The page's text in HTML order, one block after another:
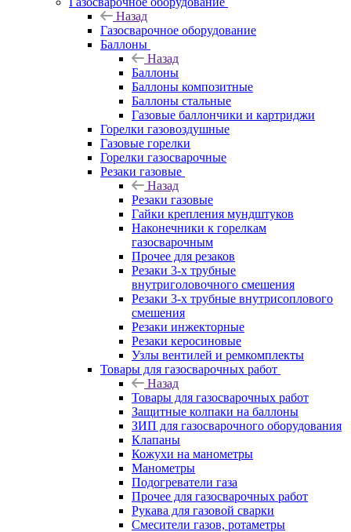
Назад
Газосварочное оборудование
Баллоны
Назад
Баллоны
Баллоны композитные
Баллоны стальные
Газовые баллончики и картриджи
Горелки газовоздушные
Газовые горелки
Горелки газосварочные
Резаки газовые
Назад
Резаки газовые
Гайки крепления мундштуков
Наконечники к горелкам
газосварочным
Прочее для резаков
Резаки 3-х трубные
внутриголовочного смешения
Резаки 3-х трубные внутрисоплового
смешения
Резаки инжекторные
Резаки керосиновые
Узлы вентилей и ремкомплекты
Товары для газосварочных работ
Назад
Товары для газосварочных работ
Защитные колпаки на баллоны
ЗИП для газосварочного оборудования
Клапаны
Кожухи на манометры
Манометры
Подогреватели газа
Прочее для газосварочных работ
Рукава для газовой сварки
Смесители газов, ротаметры